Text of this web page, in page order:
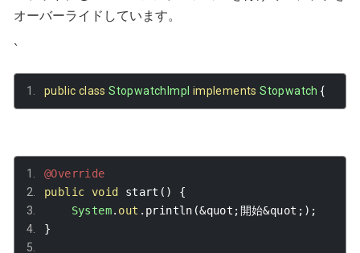
オーバーライドしています。
`
public class StopwatchImpl implements Stopwatch {
@Override
public void start ()
{
System. out . println (&quot ;開始&quot ;);
}